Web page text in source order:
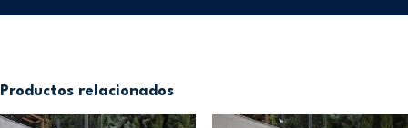
Productos relacionados